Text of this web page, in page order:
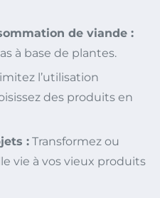
de viande :
à base de plantes.
l’utilisation
des produits en
: Transformez ou
vie à vos vieux produits